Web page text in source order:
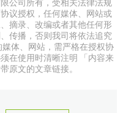
公司所有，受相关法律法规
议授权，任何媒体、网站或
摘录、改编或者其他任何形
传播，否则我司将依法追究
体、网站，需严格在授权协
在使用时清晰注明 「内容来
原文的文章链接。